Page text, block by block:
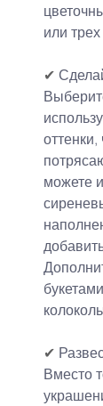
или
✔
можете
✔
Вместо